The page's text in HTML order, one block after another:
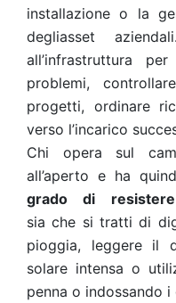
installazione o la
degliasset
all’infrastruttura
problemi,
progetti, ordinare
verso l’incarico
Chi opera sul
all’aperto e ha
grado di
sia che si tratti di
pioggia, leggere il
solare intensa o
penna o indossando i